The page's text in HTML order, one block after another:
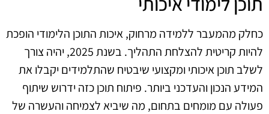
כחלק מהמעבר ללמידה מרחוק, איכות התוכן הלימודי הופכת
להיות קריטית להצלחת התהליך. בשנת 2025, יהיה צורך
לשלב תוכן איכותי ומקצועי שיבטיח שהתלמידים יקבלו את
המידע הנכון והעדכני ביותר. פיתוח תוכן כזה ידרוש שיתוף
פעולה עם מומחים בתחום, מה שיביא לצמיחה והעשרה של